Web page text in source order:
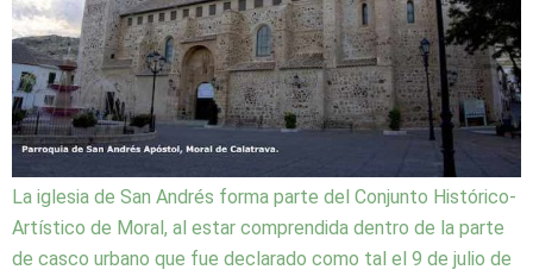
La iglesia de San Andrés forma parte del Conjunto Histórico-
Artístico de Moral, al estar comprendida dentro de la parte
de casco urbano que fue declarado como tal el 9 de julio de